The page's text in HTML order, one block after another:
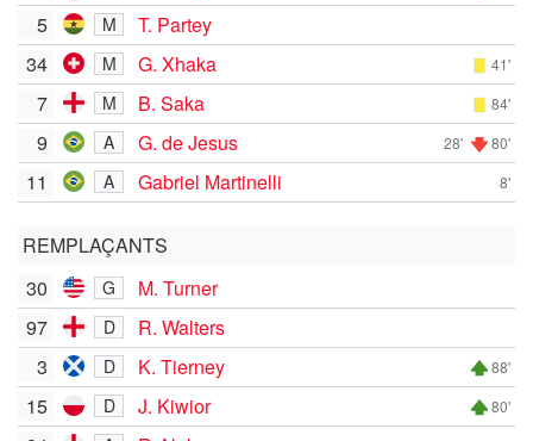
5 M
T. Partey
34
M G. Xhaka 41'
7 M B. Saka 84'
9 A G. de Jesus 28' 80'
11 A Gabriel Martinelli 8'
REMPLAÇANTS
30
G
M. Turner
97
D
R. Walters
3
D K. Tierney 88'
15 D J. Kiwior 80'